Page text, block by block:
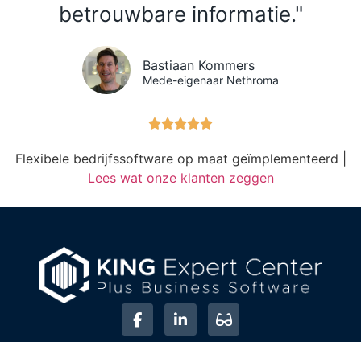
betrouwbare informatie."
Bastiaan Kommers
Mede-eigenaar Nethroma

Flexibele bedrijfssoftware op maat geïmplementeerd |
Lees wat onze klanten zeggen